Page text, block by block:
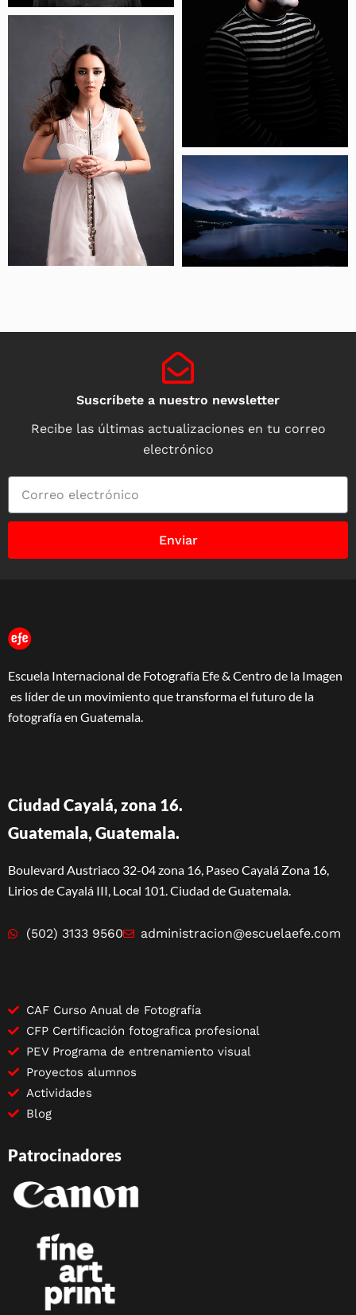
Suscríbete a nuestro newsletter
Recibe las últimas actualizaciones en tu correo
electrónico
Enviar
Escuela Internacional de Fotografía Efe & Centro de la Imagen
es líder de un movimiento que transforma el futuro de la
fotografía en Guatemala.
Ciudad Cayalá, zona 16.
Guatemala, Guatemala.
Boulevard Austriaco 32-04 zona 16, Paseo Cayalá Zona 16,
Lirios de Cayalá III, Local 101. Ciudad de Guatemala.
(502) 3133 9560 administracion@escuelaefe.com
CAF Curso Anual de Fotografía
CFP Certificación fotografica profesional
PEV Programa de entrenamiento visual
Proyectos alumnos
Actividades
Blog
Patrocinadores